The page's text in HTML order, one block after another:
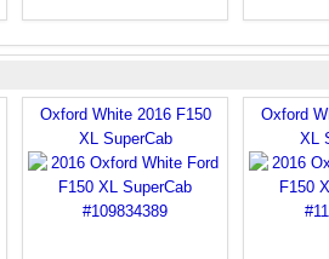
Oxford White 2016 F150
XL SuperCab
Oxford
XL